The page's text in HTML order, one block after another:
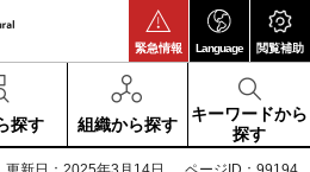
緊急情報 Language 閲覧補助
探す 組織から探す
キーワードから
探す